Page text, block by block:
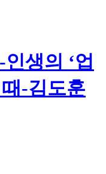
생의 ‘업
-김도훈